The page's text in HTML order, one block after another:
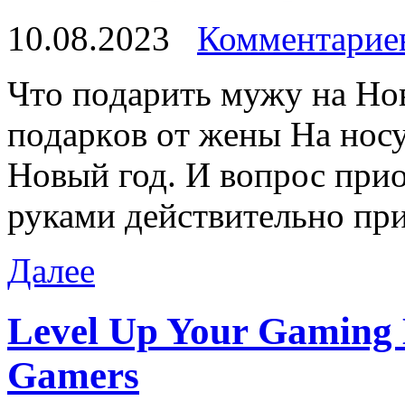
10.08.2023
Чтo пoдaрить мужу нa
пoдaркoв oт жeны Нa
Новый год. И вопрос
руками действительно
Далее
Level Up Your
Gamers